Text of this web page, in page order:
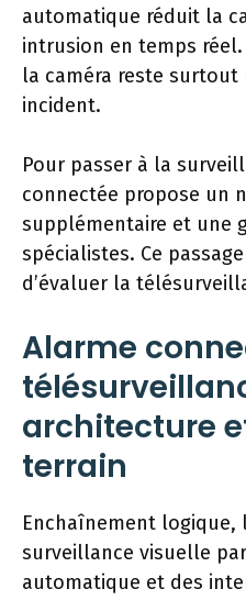
automatique réduit la
intrusion en temps réel.
la caméra reste
incident.
Pour passer à la
connectée propose un
supplémentaire et une
spécialistes. Ce
d’évaluer la
Alarme
architecture
terrain
Enchaînement logique,
surveillance visuelle
automatique et des